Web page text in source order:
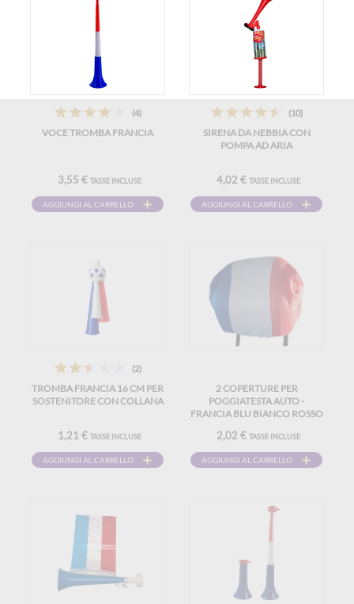
(4)
VOCE TROMBA FRANCIA
3,55 € TASSE INCLUSE
AGGIUNGI AL CARRELLO
(10)
SIRENA DA NEBBIA CON
POMPA AD ARIA
4,02 € TASSE INCLUSE
AGGIUNGI AL CARRELLO
(2)
TROMBA FRANCIA 16 CM PER
SOSTENITORE CON COLLANA
1,21 € TASSE INCLUSE
AGGIUNGI AL CARRELLO
2 COPERTURE PER
POGGIATESTA AUTO -
FRANCIA BLU BIANCO ROSSO
2,02 € TASSE INCLUSE
AGGIUNGI AL CARRELLO